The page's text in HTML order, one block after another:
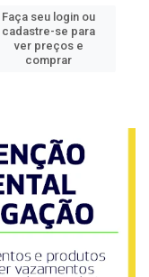
Faça seu login ou
cadastre-se para
ver preços e
comprar